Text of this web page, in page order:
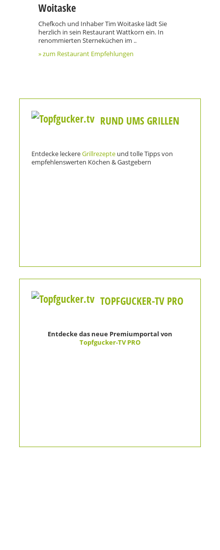
Woitaske
Chefkoch und Inhaber Tim Woitaske lädt Sie
herzlich in sein Restaurant Wattkorn ein. In
renommierten Sterneküchen im ..
» zum Restaurant Empfehlungen
RUND UMS GRILLEN
Entdecke leckereGrillrezepte und tolle Tipps von
empfehlenswerten Köchen & Gastgebern
TOPFGUCKER-TV PRO
Entdecke das neue Premiumportal von
Topfgucker-TV PRO